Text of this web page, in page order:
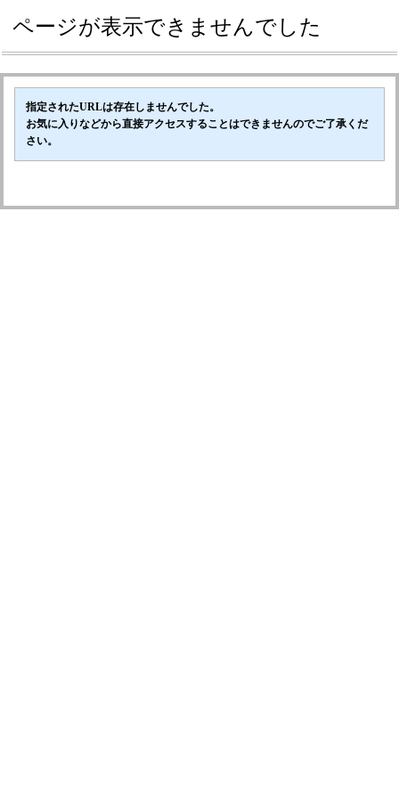
ページが表示できませんでした
指定されたURLは存在しませんでした。
お気に入りなどから直接アクセスすることはできませんのでご了承くだ
さい。